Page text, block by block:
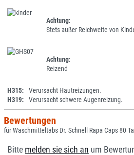
Achtung:
Stets außer Reichweite von
Achtung:
Reizend
H315:
Verursacht Hautreizungen.
H319:
Verursacht schwere Augenreizung.
Bewertungen
für Waschmitteltabs Dr. Schnell Rapa Caps 80
Bitte melden sie sich an um